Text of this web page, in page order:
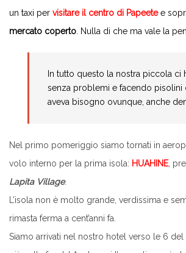
un taxi per visitare il centro di Papeetee
mercato coperto . Nulla di che ma vale la
In tutto questo la nostra piccola ci
senza problemi e facendo pisolini
aveva bisogno ovunque, anche
Nel primo pomeriggio siamo tornati in
volo interno per la prima isola: HUAHINE,
Lapita Village.
L’isola non è molto grande, verdissima e
rimasta ferma a cent’anni fa.
Siamo arrivati nel nostro hotel verso le 6